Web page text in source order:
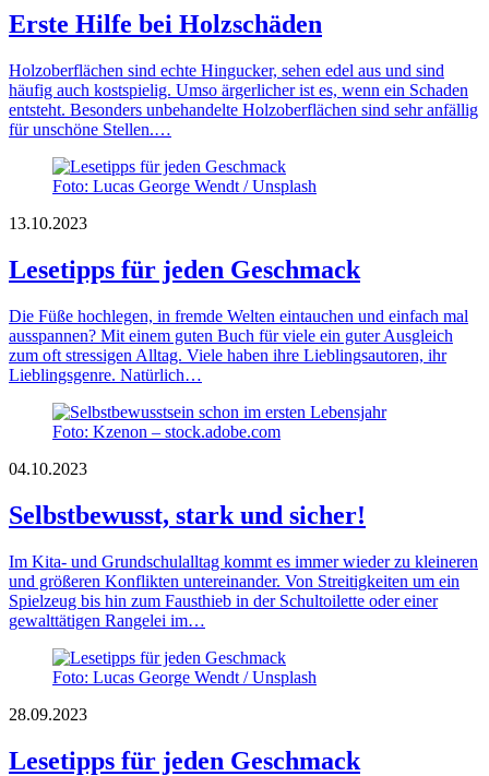
Erste Hilfe bei Holzschäden
Holzoberflächen sind echte Hingucker, sehen edel aus und sind
häufig auch kostspielig. Umso ärgerlicher ist es, wenn ein Schaden
entsteht. Besonders unbehandelte Holzoberflächen sind sehr anfällig
für unschöne Stellen.…
Foto: Lucas George Wendt / Unsplash
13.10.2023
Lesetipps für jeden Geschmack
Die Füße hochlegen, in fremde Welten eintauchen und einfach mal
ausspannen? Mit einem guten Buch für viele ein guter Ausgleich
zum oft stressigen Alltag. Viele haben ihre Lieblingsautoren, ihr
Lieblingsgenre. Natürlich…
Foto: Kzenon – stock.adobe.com
04.10.2023
Selbstbewusst, stark und sicher!
Im Kita- und Grundschulalltag kommt es immer wieder zu kleineren
und größeren Konflikten untereinander. Von Streitigkeiten um ein
Spielzeug bis hin zum Fausthieb in der Schultoilette oder einer
gewalttätigen Rangelei im…
Foto: Lucas George Wendt / Unsplash
28.09.2023
Lesetipps für jeden Geschmack